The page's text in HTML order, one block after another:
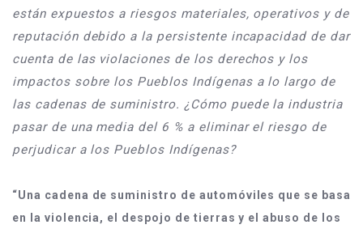
están expuestos a riesgos materiales, operativos y de
reputación debido a la persistente incapacidad de dar
cuenta de las violaciones de los derechos y los
impactos sobre los Pueblos Indígenas a lo largo de
las cadenas de suministro. ¿Cómo puede la industria
pasar de una media del 6 % a eliminar el riesgo de
perjudicar a los Pueblos Indígenas?
“Una cadena de suministro de automóviles que se basa
en la violencia, el despojo de tierras y el abuso de los